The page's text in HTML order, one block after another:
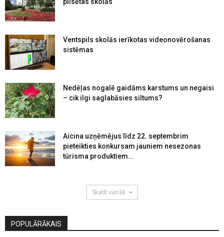
Ventspils skolās ierīkotas videonovērošanas
sistēmas
Nedēļas nogalē gaidāms karstums un negaisi
– cik ilgi saglabāsies siltums?
Aicina uzņēmējus līdz 22. septembrim
pieteikties konkursam jauniem nesezonas
tūrisma produktiem...
Skatīt vairāk
POPULĀRĀKAIS